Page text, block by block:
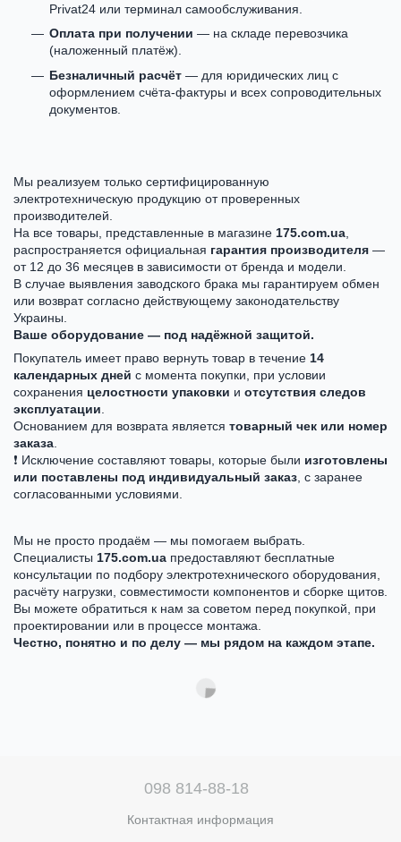
Privat24 или терминал самообслуживания.
Оплата при получении — на складе перевозчика
(наложенный платёж).
Безналичный расчёт — для юридических лиц с
оформлением счёта-фактуры и всех сопроводительных
документов.
Мы реализуем только сертифицированную
электротехническую продукцию от проверенных
производителей.
На все товары, представленные в магазине 175.com.ua
распространяется официальная гарантия производителя —
от 12 до 36 месяцев в зависимости от бренда и модели.
В случае выявления заводского брака мы гарантируем обмен
или возврат согласно действующему законодательству
Украины.
Ваше оборудование — под надёжной защитой.
Покупатель имеет право вернуть товар в течение 14
календарных дней с момента покупки, при условии
сохранения целостности упаковки и отсутствия следов
эксплуатации
Основанием для возврата является товарный чек или номер
заказа
❗ Исключение составляют товары, которые были изготовлены
или поставлены под индивидуальный заказ , с заранее
согласованными условиями.
Мы не просто продаём — мы помогаем выбрать.
Специалисты 175.com.ua предоставляют бесплатные
консультации по подбору электротехнического оборудования,
расчёту нагрузки, совместимости компонентов и сборке щитов.
Вы можете обратиться к нам за советом перед покупкой, при
проектировании или в процессе монтажа.
Честно, понятно и по делу — мы рядом на каждом этапе.
098 814-88-18
Контактная информация